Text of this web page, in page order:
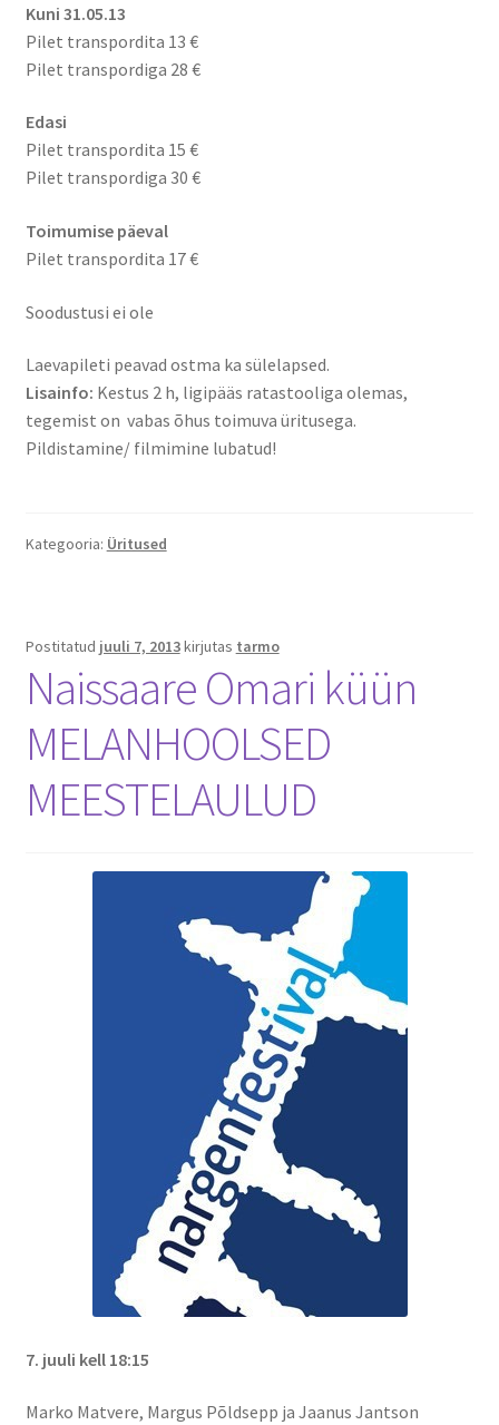
Glämping
Metsamaja
Sadam
Navigatsiooni info
Sadama galerii
Tegevused
Dresiinisõidud
Ekskursioonid
Kuni 31.05.13
Pilet transpordita 13 €
Pilet transpordiga 28 €
Edasi
Pilet transpordita 15 €
Pilet transpordiga 30 €
Toimumise päeval
Pilet transpordita 17 €
Soodustusi ei ole
Laevapileti peavad ostma ka sülelapsed.
Lisainfo: Kestus 2 h, ligipääs ratastooliga olemas,
tegemist on vabas õhus toimuva üritusega.
Pildistamine/ filmimine lubatud!
Kategooria: Üritused
Postitatud juuli 7, 2013kirjutas tarmo
Naissaare Omari küün
MELANHOOLSED
MEESTELAULUD
7. juuli kell 18:15
Marko Matvere, Margus Põldsepp ja Jaanus Jantson